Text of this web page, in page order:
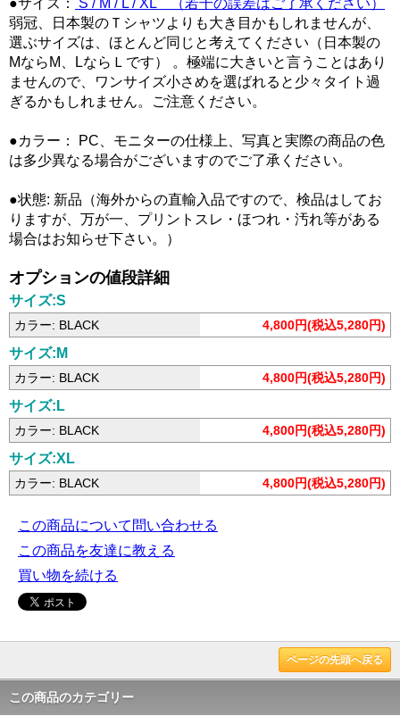
●サイズ：
S / M / L / XL （若干の誤差はご了承ください）
弱冠、日本製のＴシャツよりも大き目かもしれませんが、
選ぶサイズは、ほとんど同じと考えてください（日本製の
MならM、LならＬです） 。極端に大きいと言うことはあり
ませんので、ワンサイズ小さめを選ばれると少々タイト過
ぎるかもしれません。ご注意ください。
●カラー： PC、モニターの仕様上、写真と実際の商品の色
は多少異なる場合がございますのでご了承ください。
●状態: 新品（海外からの直輸入品ですので、検品はしてお
りますが、万が一、プリントスレ・ほつれ・汚れ等がある
場合はお知らせ下さい。）
オプションの値段詳細
サイズ:S
カラー: BLACK 4,800円(税込5,280円)
サイズ:M
カラー: BLACK 4,800円(税込5,280円)
サイズ:L
カラー: BLACK 4,800円(税込5,280円)
サイズ:XL
カラー: BLACK 4,800円(税込5,280円)
この商品について問い合わせる
この商品を友達に教える
買い物を続ける
ページの先頭へ戻る
この商品のカテゴリー